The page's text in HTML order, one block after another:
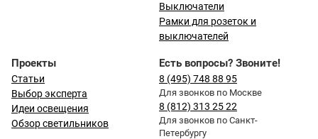
Выключатели
Рамки для розеток и
выключателей
Проекты
Статьи
Выбор эксперта
Идеи освещения
Обзор светильников
Есть вопросы? Звоните!
8 (495) 748 88 95
Для звонков по Москве
8 (812) 313 25 22
Для звонков по Санкт-
Петербургу